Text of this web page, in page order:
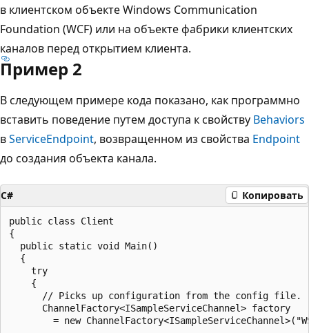
в клиентском объекте Windows Communication
Foundation (WCF) или на объекте фабрики клиентских
каналов перед открытием клиента.
Пример 2
В следующем примере кода показано, как программно
вставить поведение путем доступа к свойству Behaviors
вServiceEndpoint, возвращенном из свойства Endpoint
до создания объекта канала.
C# Копировать
public class Client
{
  public static void Main()
  {
    try
    {
      // Picks up configuration from the config file.
      ChannelFactory<ISampleServiceChannel> factory
= new